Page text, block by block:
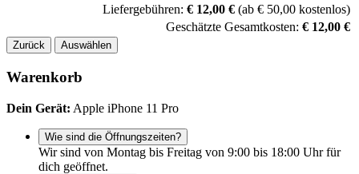
Liefergebühren: € 12,00 € (ab € 50,00 kostenlos)
Geschätzte Gesamtkosten: € 12,00 €
Zurück Auswählen
Warenkorb
Dein Gerät: Apple iPhone 11 Pro
Wie sind die Öffnungszeiten?
Wir sind von Montag bis Freitag von 9:00 bis 18:00 Uhr für
dich geöffnet.